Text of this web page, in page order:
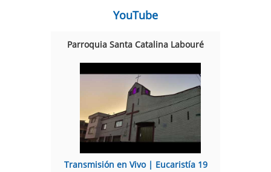
YouTube
Parroquia Santa Catalina Labouré
Transmisión en Vivo | Eucaristía 19